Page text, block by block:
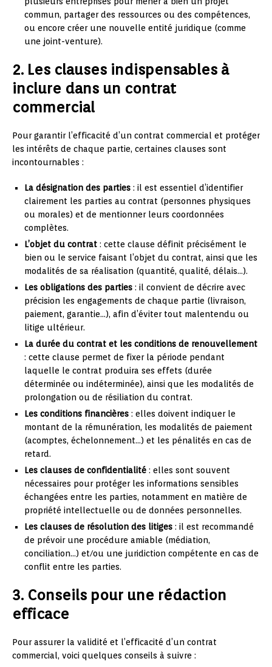
commun, partager des ressources ou des compétences,
ou encore créer une nouvelle entité juridique (comme
une joint-venture).
2. Les clauses indispensables à
inclure dans un contrat
commercial
Pour garantir l’efficacité d’un contrat commercial et protéger
les intérêts de chaque partie, certaines clauses sont
incontournables :
La désignation des parties : il est essentiel d’identifier
clairement les parties au contrat (personnes physiques
ou morales) et de mentionner leurs coordonnées
complètes.
L’objet du contrat : cette clause définit précisément le
bien ou le service faisant l’objet du contrat, ainsi que les
modalités de sa réalisation (quantité, qualité, délais…).
Les obligations des parties : il convient de décrire avec
précision les engagements de chaque partie (livraison,
paiement, garantie…), afin d’éviter tout malentendu ou
litige ultérieur.
La durée du contrat et les conditions de renouvellement
: cette clause permet de fixer la période pendant
laquelle le contrat produira ses effets (durée
déterminée ou indéterminée), ainsi que les modalités de
prolongation ou de résiliation du contrat.
Les conditions financières : elles doivent indiquer le
montant de la rémunération, les modalités de paiement
(acomptes, échelonnement…) et les pénalités en cas de
retard.
Les clauses de confidentialité : elles sont souvent
nécessaires pour protéger les informations sensibles
échangées entre les parties, notamment en matière de
propriété intellectuelle ou de données personnelles.
Les clauses de résolution des litiges : il est recommandé
de prévoir une procédure amiable (médiation,
conciliation…) et/ou une juridiction compétente en cas de
conflit entre les parties.
3. Conseils pour une rédaction
efficace
Pour assurer la validité et l’efficacité d’un contrat
commercial, voici quelques conseils à suivre :